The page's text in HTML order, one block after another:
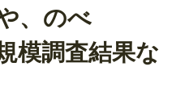
、のべ
模調査結果な